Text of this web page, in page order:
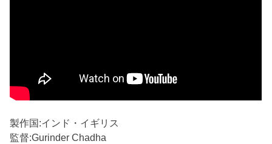
製作国:インド・イギリス
監督:Gurinder Chadha